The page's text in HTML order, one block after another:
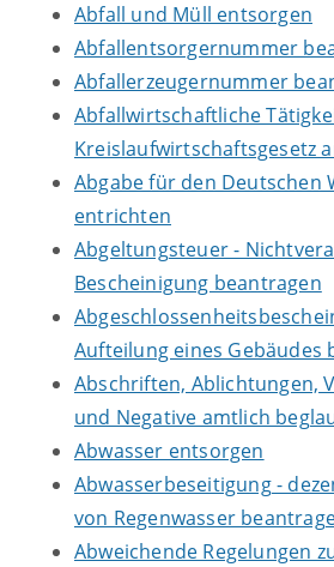
Abfall und Müll entsorgen
Abfallentsorgernummer
Abfallerzeugernummer
Abfallwirtschaftliche
Kreislaufwirtschaftsgesetz
Abgabe für den Deutschen
entrichten
Abgeltungsteuer -
Bescheinigung beantragen
Aufteilung eines Gebäudes
Abschriften, Ablichtungen,
und Negative amtlich
Abwasser entsorgen
Abwasserbeseitigung -
von Regenwasser
Abweichende Regelungen